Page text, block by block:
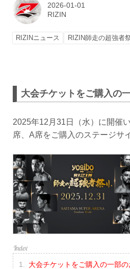
2026-01-01
RIZIN
RIZINニュース RIZIN師走の超強者
大会チケットをご購入の
2025年12月31日（水）に開催
席、A席をご購入のステージサ
大会チケットをご購入の一部